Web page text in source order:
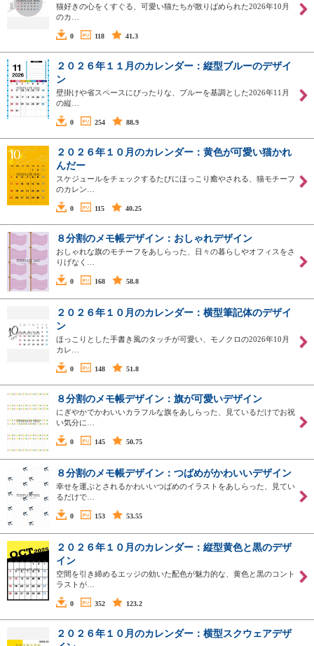
猫好きの心をくすぐる、可愛い猫たちが散りばめられた2026年10月
のカ…
0 118 41.3
２０２６年１１月のカレンダー：縦型ブルーのデザイ
ン
壁掛けや省スペースにぴったりな、ブルーを基調とした2026年11月
の縦…
0 254 88.9
２０２６年１０月のカレンダー：黄色が可愛い猫かれ
んだー
スケジュールをチェックするたびにほっこり癒やされる、猫モチーフ
のカレン…
0 115 40.25
８分割のメモ帳デザイン：おしゃれデザイン
おしゃれな旗のモチーフをあしらった、日々の暮らしやオフィスをさ
りげなく…
0 168 58.8
２０２６年１０月のカレンダー：横型筆記体のデザイ
ン
ほっこりとした手書き風のタッチが可愛い、モノクロの2026年10月
カレ…
0 148 51.8
８分割のメモ帳デザイン：旗が可愛いデザイン
にぎやかでかわいいカラフルな旗をあしらった、見ているだけでお祝
い気分に…
0 145 50.75
８分割のメモ帳デザイン：つばめがかわいいデザイン
幸せを運ぶとされるかわいいつばめのイラストをあしらった、見てい
るだけで…
0 153 53.55
２０２６年１０月のカレンダー：縦型黄色と黒のデザ
イン
空間を引き締めるエッジの効いた配色が魅力的な、黄色と黒のコント
ラストが…
0 352 123.2
２０２６年１０月のカレンダー：横型スクウェアデザ